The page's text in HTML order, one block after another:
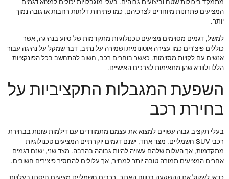
מתמקד ביכולות שטח וביצועים גבוהים. בעלי מוגבלויות יכולים למצוא דגמים
המציעים פתרונות מיוחדים לצרכיהם, כמו פתיחות דלתות רחבות או גובה נמוך
יותר.
למשל, דגמים מסוימים מציעים טכנולוגיות מתקדמות של סיוע בנהיגה, אשר
כוללים פיצ'רים כמו עצירה אוטונומית ושמירה על נתיב, דבר שמקל על נהיגה עבור
אנשים עם לקויות מסוימות. כאשר בוחרים רכב, חשוב להתחשב בכל הפונקציות
הללו ולוודא שהן מתאימות לצרכים האישיים.
השפעת המגבלות התקציביות על
בחירת רכב
בעלי תקציב גבוה עשויים למצוא את עצמם מתמודדים עם דילמות שונות בבחירת
רכבי SUV חשמליים. מצד אחד, ישנם דגמים יוקרתיים המציעים טכנולוגיות
מתקדמות, אך העלות שלהם עשויה להיות גבוהה בהרבה. מצד שני, ישנם דגמים
אחרים המציעים תמורה טובה יותר למחיר, אך עלולים להחסיר פיצ'רים חשובים.